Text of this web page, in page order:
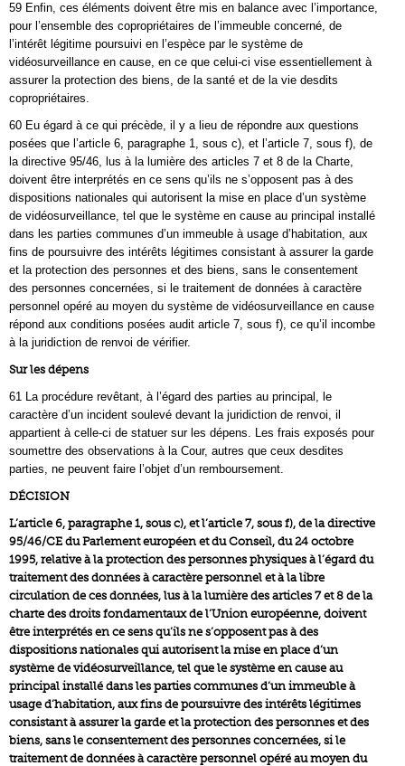
59 Enfin, ces éléments doivent être mis en balance avec l’importance,
pour l’ensemble des copropriétaires de l’immeuble concerné, de
l’intérêt légitime poursuivi en l’espèce par le système de
vidéosurveillance en cause, en ce que celui-ci vise essentiellement à
assurer la protection des biens, de la santé et de la vie desdits
copropriétaires.
60 Eu égard à ce qui précède, il y a lieu de répondre aux questions
posées que l’article 6, paragraphe 1, sous c), et l’article 7, sous f), de
la directive 95/46, lus à la lumière des articles 7 et 8 de la Charte,
doivent être interprétés en ce sens qu’ils ne s’opposent pas à des
dispositions nationales qui autorisent la mise en place d’un système
de vidéosurveillance, tel que le système en cause au principal installé
dans les parties communes d’un immeuble à usage d’habitation, aux
fins de poursuivre des intérêts légitimes consistant à assurer la garde
et la protection des personnes et des biens, sans le consentement
des personnes concernées, si le traitement de données à caractère
personnel opéré au moyen du système de vidéosurveillance en cause
répond aux conditions posées audit article 7, sous f), ce qu’il incombe
à la juridiction de renvoi de vérifier.
Sur les dépens
61 La procédure revêtant, à l’égard des parties au principal, le
caractère d’un incident soulevé devant la juridiction de renvoi, il
appartient à celle-ci de statuer sur les dépens. Les frais exposés pour
soumettre des observations à la Cour, autres que ceux desdites
parties, ne peuvent faire l’objet d’un remboursement.
DÉCISION
L’article 6, paragraphe 1, sous c), et l’article 7, sous f), de la directive
95/46/CE du Parlement européen et du Conseil, du 24 octobre
1995, relative à la protection des personnes physiques à l’égard du
traitement des données à caractère personnel et à la libre
circulation de ces données, lus à la lumière des articles 7 et 8 de la
charte des droits fondamentaux de l’Union européenne, doivent
être interprétés en ce sens qu’ils ne s’opposent pas à des
dispositions nationales qui autorisent la mise en place d’un
système de vidéosurveillance, tel que le système en cause au
principal installé dans les parties communes d’un immeuble à
usage d’habitation, aux fins de poursuivre des intérêts légitimes
consistant à assurer la garde et la protection des personnes et des
biens, sans le consentement des personnes concernées, si le
traitement de données à caractère personnel opéré au moyen du